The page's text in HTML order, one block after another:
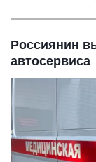
Россиянин
автосервиса